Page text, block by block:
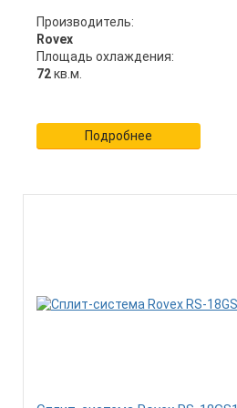
Производитель:
Rovex
Площадь охлаждения:
72кв.м.
Подробнее